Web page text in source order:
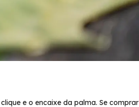
e o encaixe da palma. Se comprar